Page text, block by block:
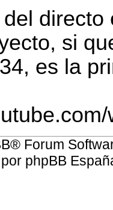
si
es la
® Forum
phpBB